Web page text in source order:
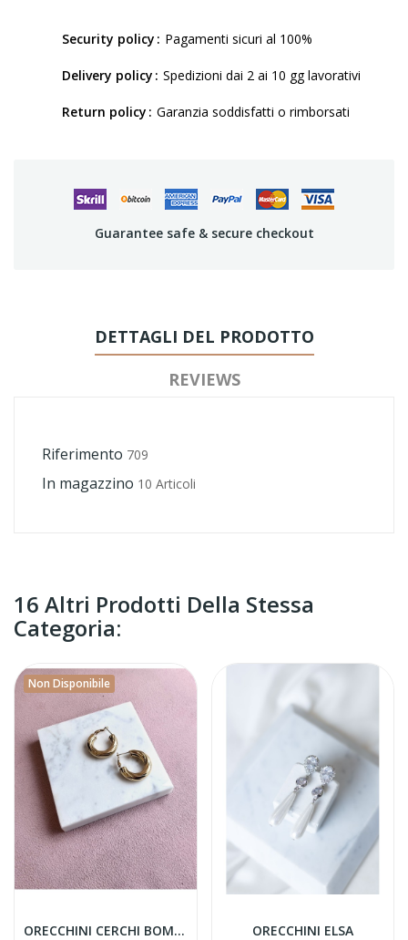
Security policy Pagamenti sicuri al 100%
Delivery policy Spedizioni dai 2 ai 10 gg lavorativi
Return policy Garanzia soddisfatti o rimborsati
Guarantee safe & secure checkout
DETTAGLI DEL PRODOTTO
REVIEWS
Riferimento 709
In magazzino 10 Articoli
16 Altri Prodotti Della Stessa
Categoria:
Non Disponibile
ORECCHINI CERCHI BOMBATI ACCIAIO ORECCHINI ELSA